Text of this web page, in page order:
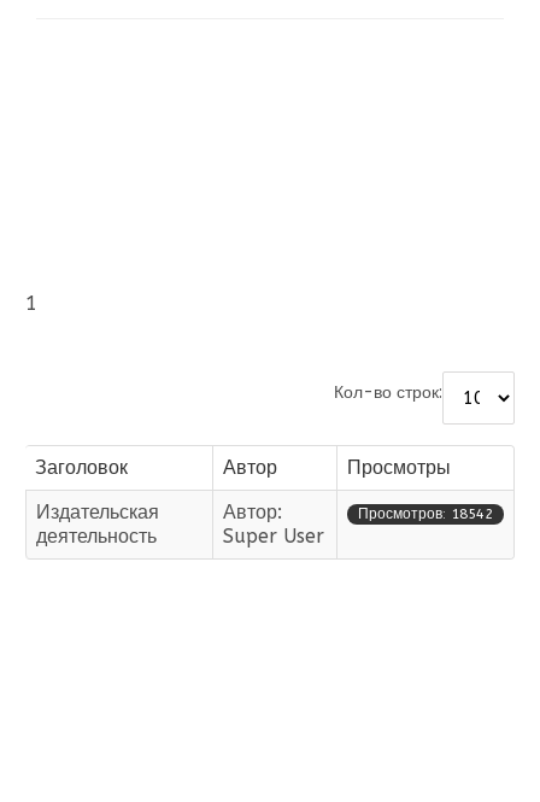
1
Кол-во строк:
Заголовок Автор
Просмотры
Издательская
деятельность
Автор:
Super User
Просмотров: 18542